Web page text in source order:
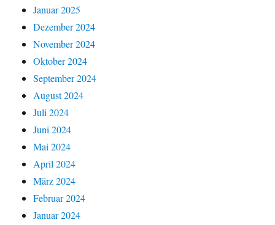
Januar 2025
Dezember 2024
November 2024
Oktober 2024
September 2024
August 2024
Juli 2024
Juni 2024
Mai 2024
April 2024
März 2024
Februar 2024
Januar 2024